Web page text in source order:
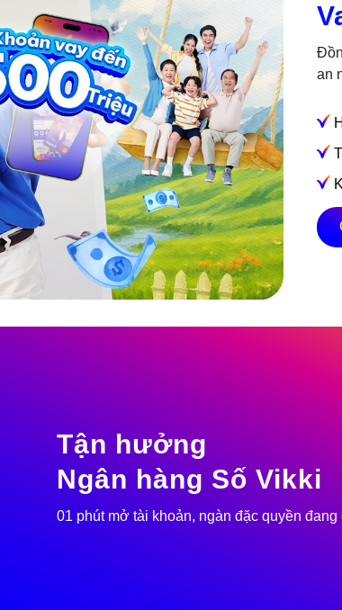
an
Tận hưởng
Ngân hàng Số Vikki
01 phút mở tài khoản, ngàn đặc quyền đang